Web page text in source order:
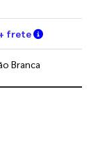
frete Verifique
Branca
gabaritos